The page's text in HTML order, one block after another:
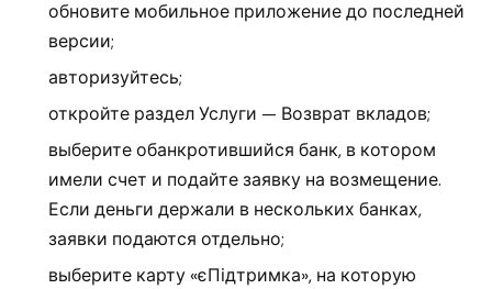
обновите мобильное приложение до последней
версии;
авторизуйтесь;
откройте раздел Услуги — Возврат вкладов;
выберите обанкротившийся банк, в котором
имели счет и подайте заявку на возмещение.
Если деньги держали в нескольких банках,
заявки подаются отдельно;
выберите карту «єПідтримка», на которую